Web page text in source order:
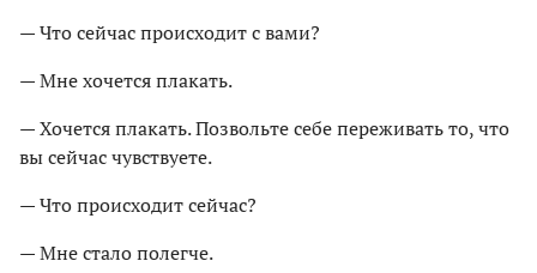
— Что сейчас происходит с вами?
— Мне хочется плакать.
— Хочется плакать. Позвольте себе переживать то, что
вы сейчас чувствуете.
— Что происходит сейчас?
— Мне стало полегче.